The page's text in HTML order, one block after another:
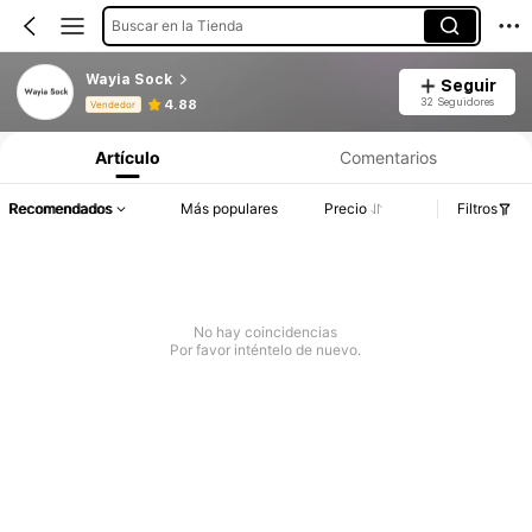
Buscar en la Tienda
Wayia Sock
Vendedor 4.88
Seguir
32 Seguidores
Artículo Comentarios
Recomendados Más populares Precio Filtros
No hay coincidencias
Por favor inténtelo de nuevo.